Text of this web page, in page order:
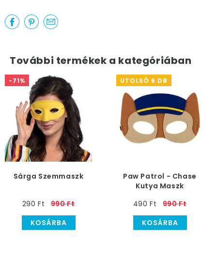
További termékek a kategóriában
-71%
Sárga Szemmaszk
290 Ft
990 Ft
KOSÁRBA
UTOLSÓ 6 DB
Paw Patrol - Chase
Kutya Maszk
490 Ft
990 Ft
KOSÁRBA